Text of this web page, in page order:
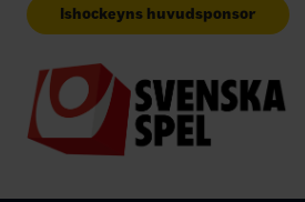
Ishockeyns huvudsponsor